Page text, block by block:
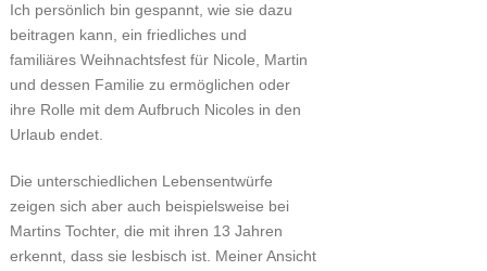
Ich persönlich bin gespannt, wie sie dazu
beitragen kann, ein friedliches und
familiäres Weihnachtsfest für Nicole, Martin
und dessen Familie zu ermöglichen oder
ihre Rolle mit dem Aufbruch Nicoles in den
Urlaub endet.
Die unterschiedlichen Lebensentwürfe
zeigen sich aber auch beispielsweise bei
Martins Tochter, die mit ihren 13 Jahren
erkennt, dass sie lesbisch ist. Meiner Ansicht